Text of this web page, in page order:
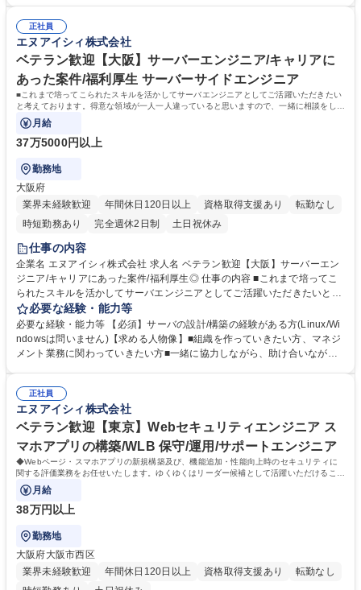
bセキュリティエンジニア◆スマホアプリの構築/WLB・フォロー体制◎
コミュニケーションの一貫として週に1回、仕事状況の確認や課題相談の
ミーティングを実施しており、入社後も不安なく仕事ができる環境作りを
整えています！ 学歴・資格 学歴：大学院 大学 高専 専修学校 語学力： 資
格：
正社員
エヌアイシィ株式会社
ベテラン歓迎【大阪】サーバーエンジニア/キャリアに
あった案件/福利厚生 サーバーサイドエンジニア
■これまで培ってこられたスキルを活かしてサーバエンジニアとしてご活躍いただきたい
と考えております。得意な領域が一人一人違っていると思いますので、一緒に相談をしな
がら案件を決めていければと思います。
月給
37万5000円以上
勤務地
大阪府
業界未経験歓迎
年間休日120日以上 資格取得支援あり
転勤なし
時短勤務あり
完全週休2日制 土日祝休み
仕事の内容
企業名 エヌアイシィ株式会社 求人名 ベテラン歓迎【大阪】サーバーエン
ジニア/キャリアにあった案件/福利厚生◎ 仕事の内容 ■これまで培ってこ
られたスキルを活かしてサーバエンジニアとしてご活躍いただきたいと考
えております。得意な領域が一人一人違っていると思いますので、一緒に
相談をしながら案件を決めていければと思います。 【案件例】サーバの設
計・構築・運用メイン（監視・ヘルプデスクなし） ■都市OS（スマートシ
ティ）クラウド環境構築（AWS） ■政府や自治体が使用するガバメントク
（Linux,AWS） ■通信会社で使用されている業務アプリのインフラ運用保
守（Linux） 募集職種 ベテラン歓迎【大阪】サーバーエンジニア/キャリ
アにあった案件/福利厚生◎
必要な経験・能力等
必要な経験・能力等 【必須】サーバの設計/構築の経験がある方(Linux/Wi
ndowsは問いません)【求める人物像】■組織を作っていきたい方、マネジ
メント業務に関わっていきたい方■一緒に協力しながら、助け合いながら
っております。温厚なメンバーが多く、少しでも困った事があれば、気軽
に相談できる環境です！ ★資格取得制度：指定する資格を取得した方にお
祝い金を最長3年間（毎月）支給しております。資格取得できた場合、受
験料の全額負担有 学歴・資格 学歴：大学院 大学 高専 短大 専修学校 高校
語学力： 資格：
正社員
エヌアイシィ株式会社
ベテラン歓迎【東京】Webセキュリティエンジニア ス
マホアプリの構築/WLB 保守/運用/サポートエンジニア
◆Webページ・スマホアプリの新規構築及び、機能追加・性能向上時のセキュリティに
関する評価業務をお任せいたします。ゆくゆくはリーダー候補として活躍いただけること
を期待しております！
月給
38万円以上
勤務地
大阪府大阪市西区
業界未経験歓迎
年間休日120日以上 資格取得支援あり
転勤なし